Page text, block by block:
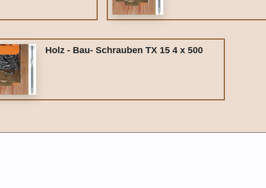
Holz - Bau- Schrauben TX 15 4 x 500